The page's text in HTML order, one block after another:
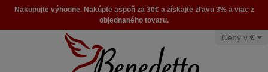
Nakupujte výhodne. Nakúpte aspoň za 30€ a získajte zľavu 3% a viac z
objednaného tovaru.
Ceny v €